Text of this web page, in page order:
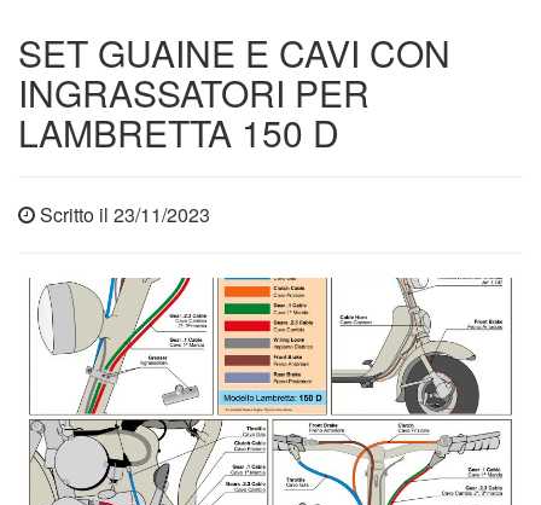
SET GUAINE E CAVI CON
INGRASSATORI PER
LAMBRETTA 150 D
Scritto il 23/11/2023